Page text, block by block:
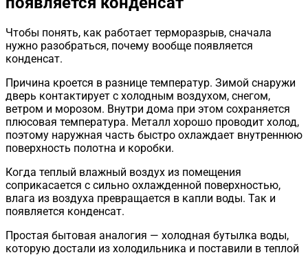
Чтобы понять, как работает терморазрыв, сначала
нужно разобраться, почему вообще появляется
конденсат.
Причина кроется в разнице температур. Зимой снаружи
дверь контактирует с холодным воздухом, снегом,
ветром и морозом. Внутри дома при этом сохраняется
плюсовая температура. Металл хорошо проводит холод,
поэтому наружная часть быстро охлаждает внутреннюю
поверхность полотна и коробки.
Когда теплый влажный воздух из помещения
соприкасается с сильно охлажденной поверхностью,
влага из воздуха превращается в капли воды. Так и
появляется конденсат.
Простая бытовая аналогия — холодная бутылка воды,
которую достали из холодильника и поставили в теплой